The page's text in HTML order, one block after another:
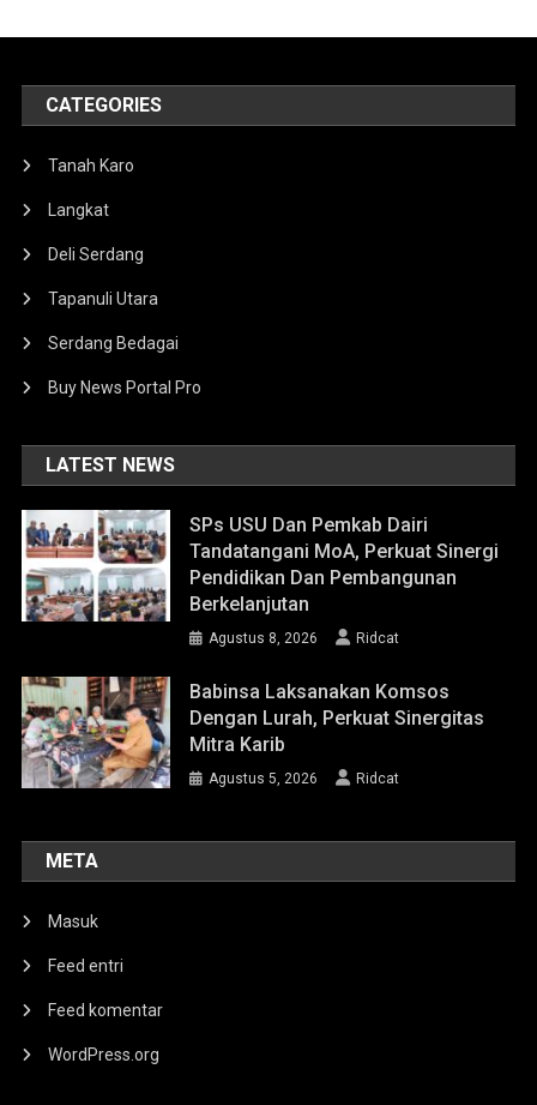
CATEGORIES
Tanah Karo
Langkat
Deli Serdang
Tapanuli Utara
Serdang Bedagai
Buy News Portal Pro
LATEST NEWS
SPs USU Dan Pemkab Dairi
Tandatangani MoA, Perkuat Sinergi
Pendidikan Dan Pembangunan
Berkelanjutan
Agustus 8, 2026 Ridcat
Babinsa Laksanakan Komsos
Dengan Lurah, Perkuat Sinergitas
Mitra Karib
Agustus 5, 2026 Ridcat
META
Masuk
Feed entri
Feed komentar
WordPress.org